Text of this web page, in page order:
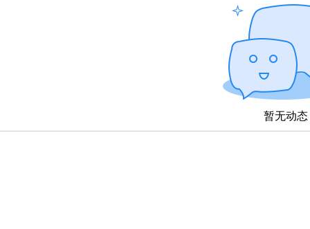
暂无动态